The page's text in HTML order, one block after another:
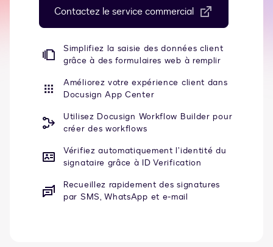
Contactez le service commercial
Simplifiez la saisie des données client
grâce à des formulaires web à remplir
Améliorez votre expérience client dans
Docusign App Center
Utilisez Docusign Workflow Builder pour
créer des workflows
Vérifiez automatiquement l’identité du
signataire grâce à ID Verification
Recueillez rapidement des signatures
par SMS, WhatsApp et e‑mail